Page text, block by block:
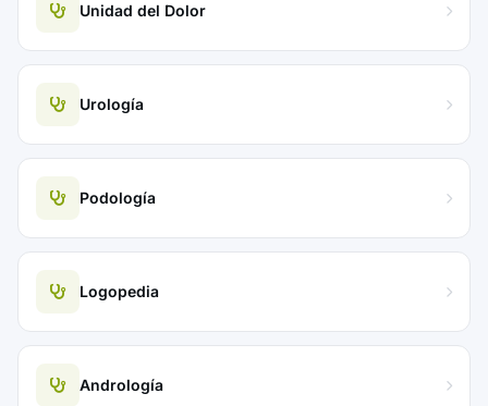
Unidad del Dolor
Urología
Podología
Logopedia
Andrología